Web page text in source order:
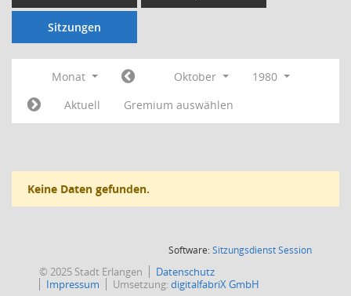
Sitzungen
Monat Oktober
1980
Aktuell
Gremium auswählen
Keine Daten gefunden.
Software:SitzungsdienstSession(Wird in
© 2025 Stadt Erlangen
Datenschutz
Impressum
Umsetzung:digitalfabriX GmbH